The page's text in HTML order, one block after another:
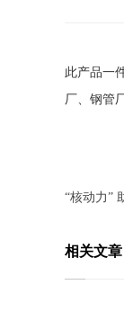
此产品一
厂、钢管
“核动力”
相关文章